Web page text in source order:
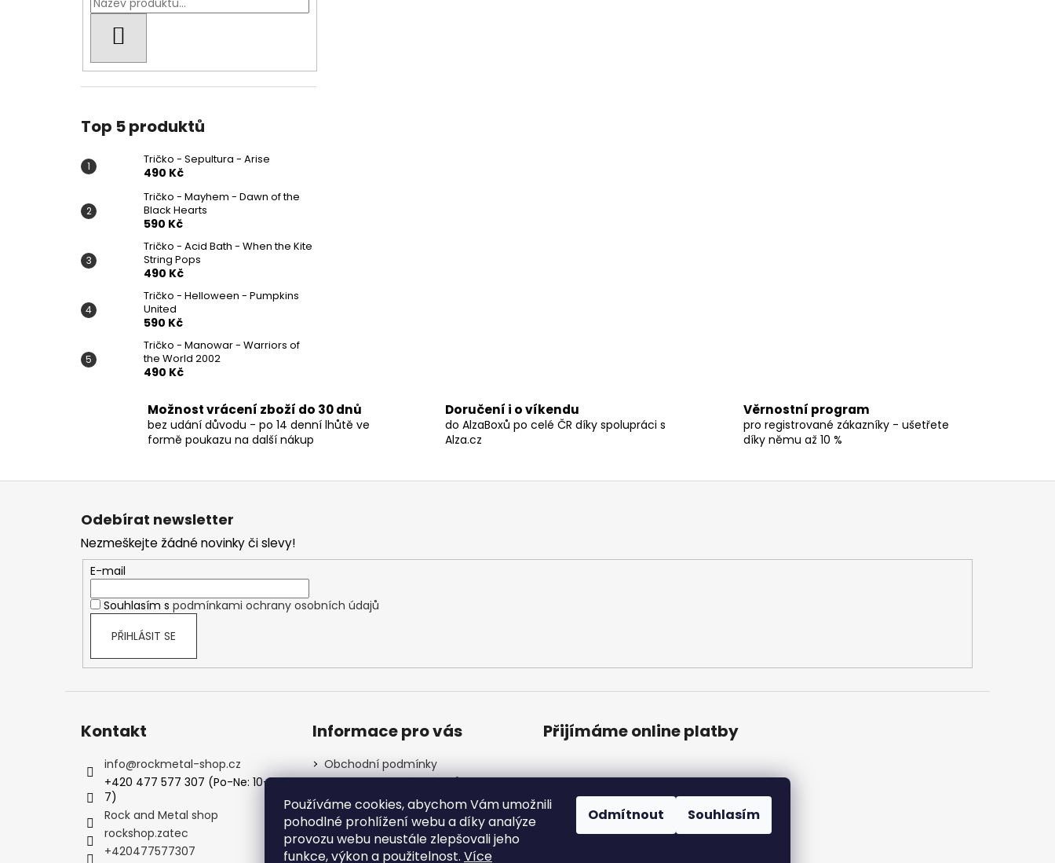
Používáme cookies, abychom Vám umožnili
pohodlné prohlížení webu a díky analýze
provozu webu neustále zlepšovali jeho
funkce, výkon a použitelnost. Více
Odmítnout Souhlasím
Top 5 produktů
Tričko - Sepultura - Arise
490 Kč
Tričko - Mayhem - Dawn of the
Black Hearts
590 Kč
Tričko - Acid Bath - When the Kite
String Pops
490 Kč
Tričko - Helloween - Pumpkins
United
590 Kč
Tričko - Manowar - Warriors of
the World 2002
490 Kč
Možnost vrácení zboží do 30 dnů
bez udání důvodu - po 14 denní lhůtě ve
formě poukazu na další nákup
Doručení i o víkendu
do AlzaBoxů po celé ČR díky spolupráci s
Alza.cz
Věrnostní program
pro registrované zákazníky - ušetřete
díky němu až 10 %
Odebírat newsletter
Nezmeškejte žádné novinky či slevy!
E-mail
Souhlasím s podmínkami ochrany osobních údajů
PŘIHLÁSIT SE
Kontakt
info@rockmetal-shop.cz
+420 477 577 307 (Po-Ne: 10-1
7)
Rock and Metal shop
rockshop.zatec
+420477577307
Informace pro vás
Obchodní podmínky
Ochrana osobních údajů
Podmínky věrnostního programu
Kalendář akcí
FAQ - Nejčastější dotazy
Kontakty
Přijímáme online platby